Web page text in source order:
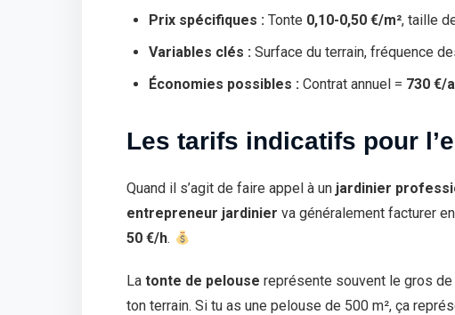
Prix spécifiques : Tonte 0,10-0,50 €/m², taille
Variables clés : Surface du terrain, fréquence
Économies possibles : Contrat annuel = 730 €/
Les tarifs indicatifs pour
Quand il s’agit de faire appel à un jardinier
entrepreneur jardinier va généralement facturer
50 €/h.
La tonte de pelouse représente souvent le gros de
ton terrain. Si tu as une pelouse de 500 m², ça